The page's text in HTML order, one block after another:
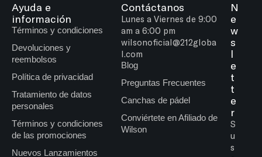
Ayuda e
información
Términos y condiciones
Devoluciones y
reembolsos
Política de privacidad
Tratamiento de datos
personales
Términos y condiciones
de las promociones
Nuevos Lanzamientos
Contáctanos
Lunes a Viernes de 9:00
am a 6:00 pm
wilsonoficial@212globa
l.com
Blog
Preguntas Frecuentes
Canchas de pádel
Conviértete en Afiliado de
Wilson
N
e
w
s
l
e
t
t
e
r
S
u
s